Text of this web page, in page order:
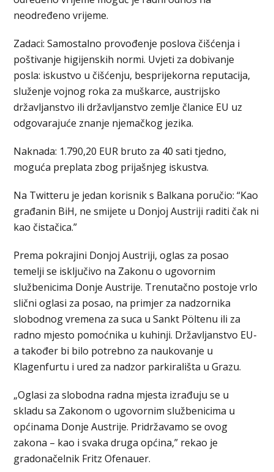
neodređeno vrijeme.
Zadaci: Samostalno provođenje poslova čišćenja i
poštivanje higijenskih normi. Uvjeti za dobivanje
posla: iskustvo u čišćenju, besprijekorna reputacija,
služenje vojnog roka za muškarce, austrijsko
državljanstvo ili državljanstvo zemlje članice EU uz
odgovarajuće znanje njemačkog jezika.
Naknada: 1.790,20 EUR bruto za 40 sati tjedno,
moguća preplata zbog prijašnjeg iskustva.
Na Twitteru je jedan korisnik s Balkana poručio: “Kao
građanin BiH, ne smijete u Donjoj Austriji raditi čak ni
kao čistačica.”
Prema pokrajini Donjoj Austriji, oglas za posao
temelji se isključivo na Zakonu o ugovornim
službenicima Donje Austrije. Trenutačno postoje vrlo
slični oglasi za posao, na primjer za nadzornika
slobodnog vremena za suca u Sankt Pöltenu ili za
radno mjesto pomoćnika u kuhinji. Državljanstvo EU-
a također bi bilo potrebno za naukovanje u
Klagenfurtu i ured za nadzor parkirališta u Grazu.
„Oglasi za slobodna radna mjesta izrađuju se u
skladu sa Zakonom o ugovornim službenicima u
općinama Donje Austrije. Pridržavamo se ovog
zakona – kao i svaka druga općina,” rekao je
gradonačelnik Fritz Ofenauer.